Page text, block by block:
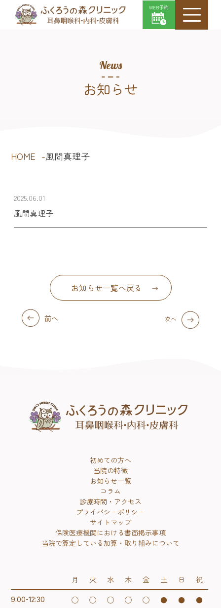
WEB予約
News
お知らせ
HOME 風間真理子
2025.06.01
風間真理子
お知らせ一覧へ戻る
前へ 次へ
初めての方へ
当院の特徴
お知らせ一覧
コラム
診療時間・アクセス
プライバシーポリシー
サイトマップ
保険医療機関における書面掲示事項
当院で算定している加算・取り組みについて
月 火 水 木 金 土 日 祝
9:00-12:30 ◯ ◯ ◯ ◯ ◯ ● ● ●